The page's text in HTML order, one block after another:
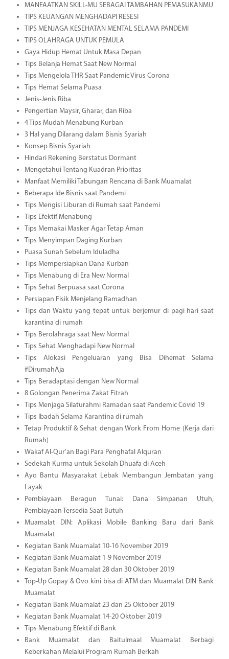
MANFAATKAN SKILL-MU SEBAGAI TAMBAHAN PEMASUKANMU
TIPS KEUANGAN MENGHADAPI RESESI
TIPS MENJAGA KESEHATAN MENTAL SELAMA PANDEMI
TIPS OLAHRAGA UNTUK PEMULA
Gaya Hidup Hemat Untuk Masa Depan
Tips Belanja Hemat Saat New Normal
Tips Mengelola THR Saat Pandemic Virus Corona
Tips Hemat Selama Puasa
Jenis-Jenis Riba
Pengertian Maysir, Gharar, dan Riba
4 Tips Mudah Menabung Kurban
3 Hal yang Dilarang dalam Bisnis Syariah
Konsep Bisnis Syariah
Hindari Rekening Berstatus Dormant
Mengetahui Tentang Kuadran Prioritas
Manfaat Memiliki Tabungan Rencana di Bank Muamalat
Beberapa Ide Bisnis saat Pandemi
Tips Mengisi Liburan di Rumah saat Pandemi
Tips Efektif Menabung
Tips Memakai Masker Agar Tetap Aman
Tips Menyimpan Daging Kurban
Puasa Sunah Sebelum Iduladha
Tips Mempersiapkan Dana Kurban
Tips Menabung di Era New Normal
Tips Sehat Berpuasa saat Corona
Persiapan Fisik Menjelang Ramadhan
Tips dan Waktu yang tepat untuk berjemur di pagi hari saat
karantina di rumah
Tips Berolahraga saat New Normal
Tips Sehat Menghadapi New Normal
Tips Alokasi Pengeluaran yang Bisa Dihemat Selama
#DirumahAja
Tips Beradaptasi dengan New Normal
8 Golongan Penerima Zakat Fitrah
Tips Menjaga Silaturahmi Ramadan saat Pandemic Covid 19
Tips Ibadah Selama Karantina di rumah
Tetap Produktif & Sehat dengan Work From Home (Kerja dari
Rumah)
Wakaf Al-Qur’an Bagi Para Penghafal Alquran
Sedekah Kurma untuk Sekolah Dhuafa di Aceh
Ayo Bantu Masyarakat Lebak Membangun Jembatan yang
Layak
Pembiayaan Beragun Tunai: Dana Simpanan Utuh,
Pembiayaan Tersedia Saat Butuh
Muamalat DIN: Aplikasi Mobile Banking Baru dari Bank
Muamalat
Kegiatan Bank Muamalat 10-16 November 2019
Kegiatan Bank Muamalat 1-9 November 2019
Kegiatan Bank Muamalat 28 dan 30 Oktober 2019
Top-Up Gopay & Ovo kini bisa di ATM dan Muamalat DIN Bank
Muamalat
Kegiatan Bank Muamalat 23 dan 25 Oktober 2019
Kegiatan Bank Muamalat 14-20 Oktober 2019
Tips Menabung Efektif di Bank
Bank Muamalat dan Baitulmaal Muamalat Berbagi
Keberkahan Melalui Program Rumah Berkah